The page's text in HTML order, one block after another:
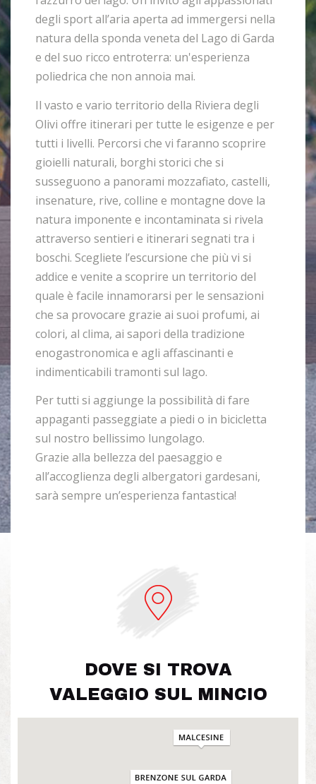
degli sport all’aria aperta ad immergersi nella
natura della sponda veneta del Lago di Garda
e del suo ricco entroterra: un'esperienza
poliedrica che non annoia mai.
Il vasto e vario territorio della Riviera degli
Olivi offre itinerari per tutte le esigenze e per
tutti i livelli. Percorsi che vi faranno scoprire
gioielli naturali, borghi storici che si
susseguono a panorami mozzafiato, castelli,
insenature, rive, colline e montagne dove la
natura imponente e incontaminata si rivela
attraverso sentieri e itinerari segnati tra i
boschi. Scegliete l’escursione che più vi si
addice e venite a scoprire un territorio del
quale è facile innamorarsi per le sensazioni
che sa provocare grazie ai suoi profumi, ai
colori, al clima, ai sapori della tradizione
enogastronomica e agli affascinanti e
indimenticabili tramonti sul lago.
Per tutti si aggiunge la possibilità di fare
appaganti passeggiate a piedi o in bicicletta
sul nostro bellissimo lungolago.
Grazie alla bellezza del paesaggio e
all’accoglienza degli albergatori gardesani,
sarà sempre un’esperienza fantastica!
DOVE SI TROVA
VALEGGIO SUL MINCIO